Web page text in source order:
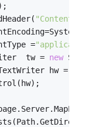
"Content-
=
"application/
tw =
new
hw =